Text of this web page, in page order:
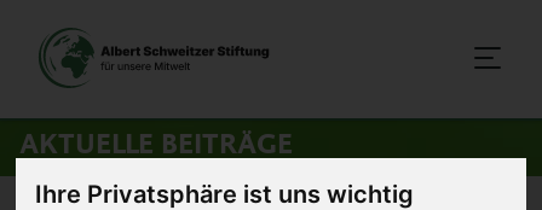
Ihre Privatsphäre ist uns wichtig
AKTUELLE BEITRÄGE